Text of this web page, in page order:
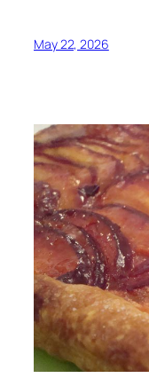
May 22, 2026